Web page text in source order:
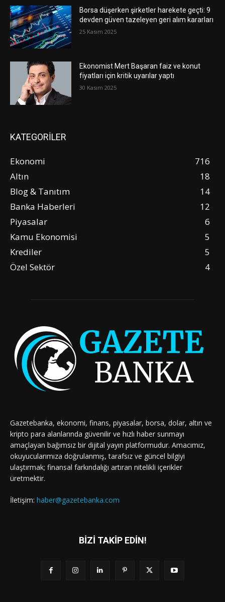
Borsa düşerken şirketler harekete geçti: 9
devden güven tazeleyen geri alım kararları
25 Kasım 2025
Ekonomist Mert Başaran faiz ve konut
fiyatları için kritik uyarılar yaptı
30 Kasım 2025
KATEGORİLER
Ekonomi
716
Altın
18
Blog & Tanıtım
14
Banka Haberleri
12
Piyasalar
6
Kamu Ekonomisi
5
Krediler
5
Özel Sektör
4
Gazetebanka, ekonomi, finans, piyasalar, borsa, dolar, altın ve
kripto para alanlarında güvenilir ve hızlı haber sunmayı
amaçlayan bağımsız bir dijital yayın platformudur. Amacımız,
okuyucularımıza doğrulanmış, tarafsız ve güncel bilgiyi
ulaştırmak; finansal farkındalığı artıran nitelikli içerikler
üretmektir.
İletişim: haber@gazetebanka.com
BİZİ TAKİP EDİN!